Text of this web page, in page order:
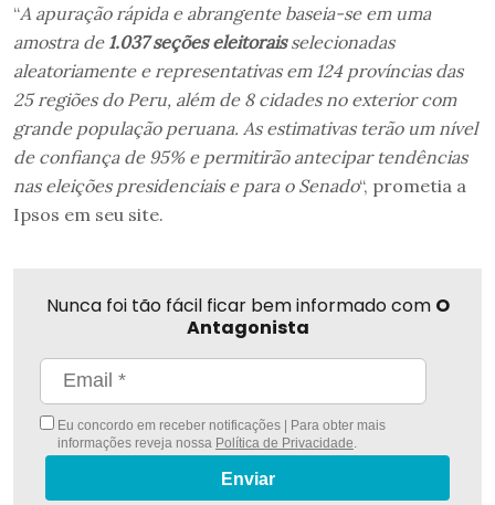
“A apuração rápida e abrangente baseia-se em uma
amostra de 1.037 seções eleitoraisselecionadas
aleatoriamente e representativas em 124 províncias das
25 regiões do Peru, além de 8 cidades no exterior com
grande população peruana. As estimativas terão um nível
de confiança de 95% e permitirão antecipar tendências
nas eleições presidenciais e para o Senado“, prometia a
Ipsos em seu site.
Nunca foi tão fácil ficar bem informado com O
Antagonista
Eu concordo em receber notificações | Para obter mais
informações reveja nossa Política de Privacidade
Enviar